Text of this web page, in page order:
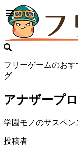
フリーゲームのお
グ
アナザープ
学園モノのサスペン
投稿者